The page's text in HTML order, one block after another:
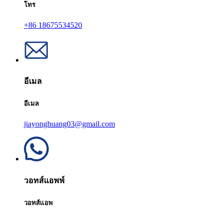
โทร
+86 18675534520
อีเมล
อีเมล
jiayonghuang03@gmail.com
วอทส์แอพพ์
วอทส์แอพ